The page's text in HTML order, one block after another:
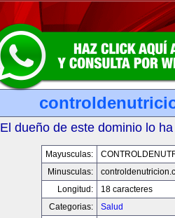
El dueño de este dominio lo
Mayusculas:
Minusculas:
Longitud:
18 caracteres
Categorias:
Salud